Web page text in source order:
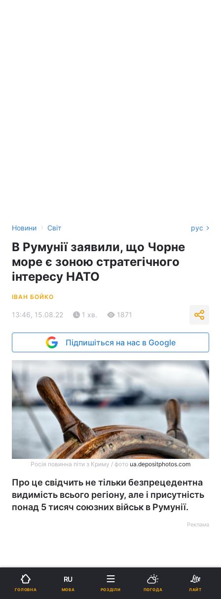
Новини › Світ рус
В Румунії заявили, що Чорне
море є зоною стратегічного
інтересу НАТО
ІВАН БОЙКО
13:46, 15.08.22 1 хв. 1871
Підпишіться на нас в Google
Росія повинна піти з Криму / фото ua.depositphotos.com
Про це свідчить не тільки безпрецедентна
видимість всього регіону, але і присутність
понад 5 тисяч союзних військ в Румунії.
Реклама
ГОЛОВНА
RU
МОВА РОЗДІЛИ ПОГОДА ЛАЙТ